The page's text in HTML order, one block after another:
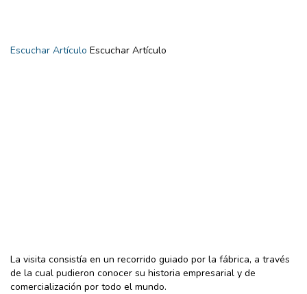
Escuchar Artículo Escuchar Artículo
La visita consistía en un recorrido guiado por la fábrica, a través
de la cual pudieron conocer su historia empresarial y de
comercialización por todo el mundo.